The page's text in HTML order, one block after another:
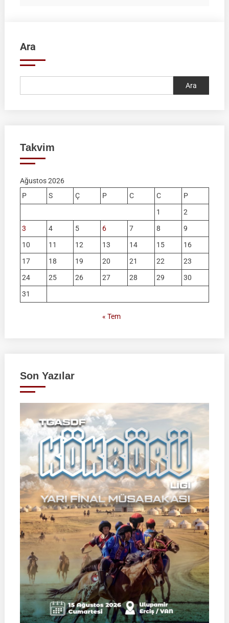
Ara
Ara
Takvim
Ağustos 2026
P
S Ç P C C
P
1
2
3
4 5 6 7 8
9
10
11 12 13 14 15
16
17
18 19 20 21 22
23
24
25 26 27 28 29
30
31
« Tem
Son Yazılar